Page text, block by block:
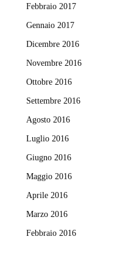
Febbraio 2017
Gennaio 2017
Dicembre 2016
Novembre 2016
Ottobre 2016
Settembre 2016
Agosto 2016
Luglio 2016
Giugno 2016
Maggio 2016
Aprile 2016
Marzo 2016
Febbraio 2016